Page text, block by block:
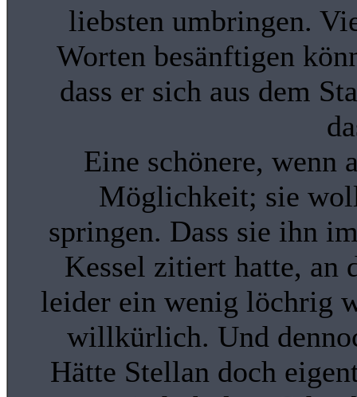
liebsten umbringen.
Worten besänftigen
dass er sich aus dem
Eine schönere, wenn
Möglichkeit; sie
springen. Dass sie ihn
Kessel zitiert hatte, an
leider ein wenig löchrig
willkürlich. Und
Hätte Stellan doch